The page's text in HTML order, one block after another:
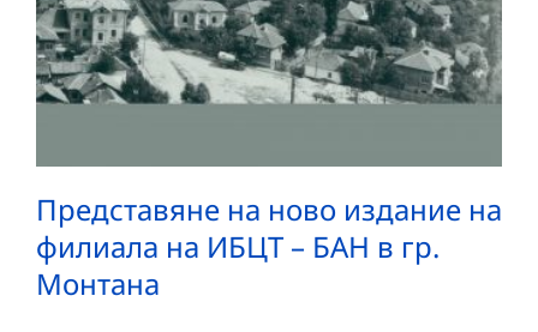
Представяне на ново издание на
филиала на ИБЦТ – БАН в гр.
Монтана